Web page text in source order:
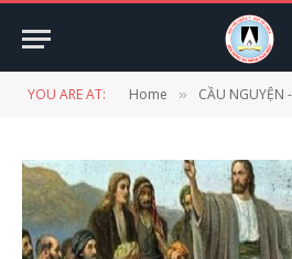
YOU ARE AT: Home » CẦU NGUYỆN -